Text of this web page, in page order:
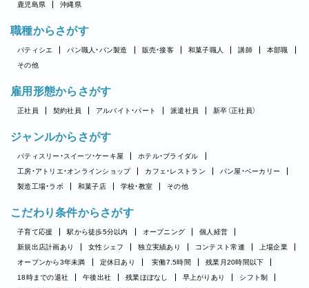
鹿児島県
沖縄県
職種からさがす
パティシエ パン職人・パン製造 販売・接客 和菓子職人 講師
本部職
その他
雇用形態からさがす
正社員 契約社員 アルバイト・パート 派遣社員 新卒（正社員）
ジャンルからさがす
パティスリー・スイーツ・ケーキ屋
ホテル・ブライダル
工房・アトリエ・オンラインショップ
カフェ・レストラン
パン屋・ベーカリー
製造工場・ラボ
和菓子店 学校・教室 その他
こだわり条件からさがす
子育て応援 駅から徒歩5分以内 オープニング
個人経営
新規出店計画あり
女性シェフ 独立実績あり コンテスト常連
上場企業
オープンから3年未満
定休日あり 実働7.5時間
残業月20時間以下
18時までの退社
午後出社 残業ほぼなし 早上がりあり
シフト制